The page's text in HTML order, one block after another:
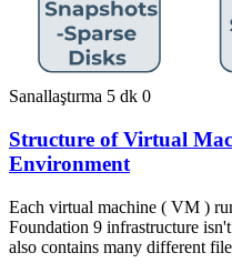
Sanallaştırma 5 dk 0
Structure of Virtual
Environment
Each virtual machine ( VM )
Foundation 9 infrastructure
also contains many different